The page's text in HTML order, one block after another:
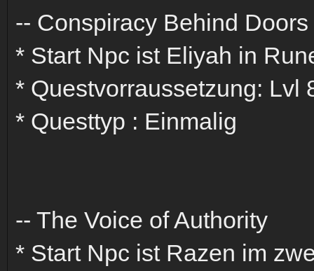
-- Conspiracy Behind Doors
* Start Npc ist Eliyah in
* Questvorraussetzung: Lvl
* Questtyp : Einmalig
-- The Voice of Authority
* Start Npc ist Razen im